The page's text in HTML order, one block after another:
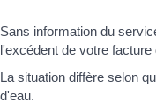
Sans information du
l'excédent de votre facture
La situation diffère selon
d'eau.